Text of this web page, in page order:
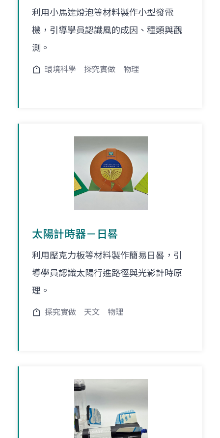
利用小馬達燈泡等材料製作小型發電
機，引導學員認識風的成因、種類與觀
測。
環境科學 探究實做 物理
太陽計時器－日晷
利用壓克力板等材料製作簡易日晷，引
導學員認識太陽行進路徑與光影計時原
理。
探究實做 天文 物理